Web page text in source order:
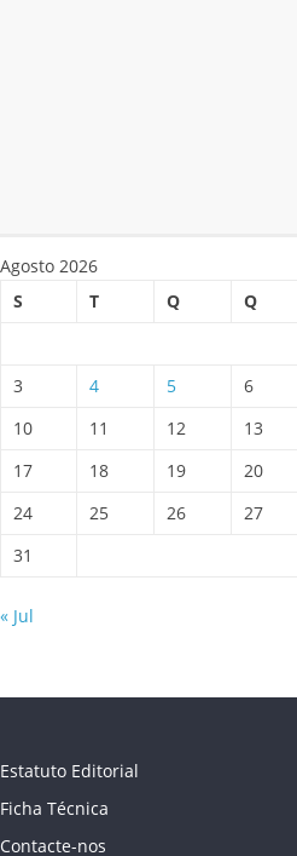
Agosto 2026
S
T Q Q
3
4 5 6
10
11 12 13
17
18 19 20
24
25 26 27
31
« Jul
Estatuto Editorial
Ficha Técnica
Contacte-nos